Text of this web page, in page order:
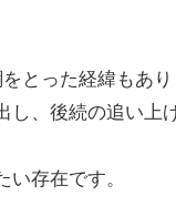
とった経緯もあり
し、後続の追い上
存在です。